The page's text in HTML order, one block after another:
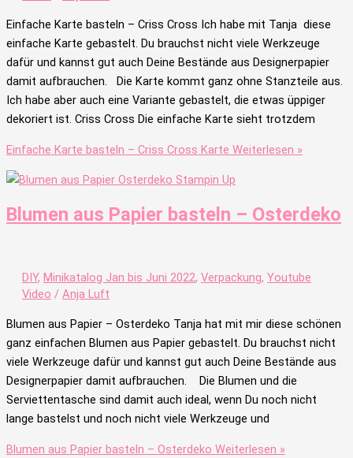
Einfache Karte basteln – Criss Cross Ich habe mit Tanja diese
einfache Karte gebastelt. Du brauchst nicht viele Werkzeuge
dafür und kannst gut auch Deine Bestände aus Designerpapier
damit aufbrauchen. Die Karte kommt ganz ohne Stanzteile aus.
Ich habe aber auch eine Variante gebastelt, die etwas üppiger
dekoriert ist. Criss Cross Die einfache Karte sieht trotzdem
Einfache Karte basteln – Criss Cross Karte Weiterlesen »
Blumen aus Papier basteln – Osterdeko
DIY, Minikatalog Jan bis Juni 2022, Verpackung, Youtube
Video / Anja Luft
Blumen aus Papier – Osterdeko Tanja hat mit mir diese schönen
ganz einfachen Blumen aus Papier gebastelt. Du brauchst nicht
viele Werkzeuge dafür und kannst gut auch Deine Bestände aus
Designerpapier damit aufbrauchen. Die Blumen und die
Serviettentasche sind damit auch ideal, wenn Du noch nicht
lange bastelst und noch nicht viele Werkzeuge und
Blumen aus Papier basteln – Osterdeko Weiterlesen »